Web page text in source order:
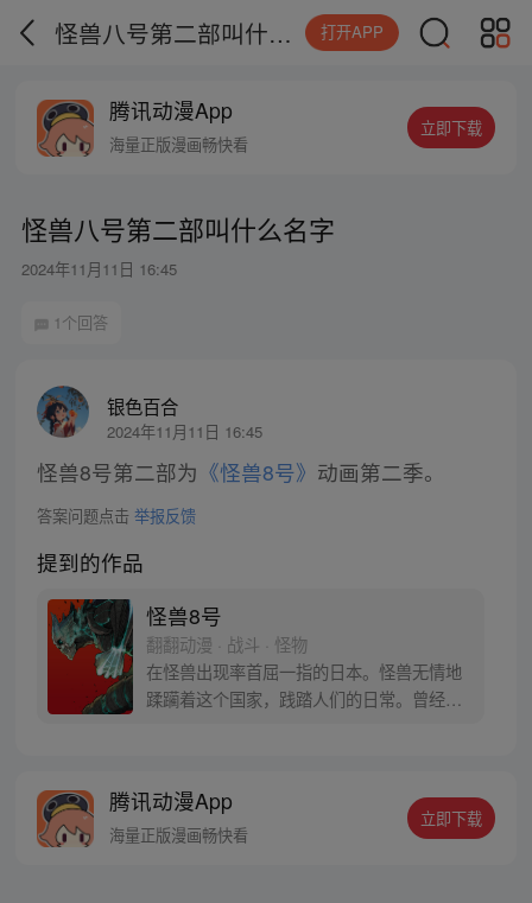
怪兽八号第二部叫什么名字 打开APP
腾讯动漫App
海量正版漫画畅快看
立即下载
怪兽八号第二部叫什么名字
2024年11月11日 16:45
1个回答
银色百合
2024年11月11日 16:45
怪兽8号第二部为 《怪兽8号》 动画第二季。
答案问题点击 举报反馈
提到的作品
怪兽8号
翻翻动漫 · 战斗 · 怪物
在怪兽出现率首屈一指的日本。怪兽无情地
蹂躏着这个国家，践踏人们的日常。曾经立
担任讨伐怪兽工作的日本防卫队将这样的他
称作“怪兽8号”。
腾讯动漫App
海量正版漫画畅快看
立即下载